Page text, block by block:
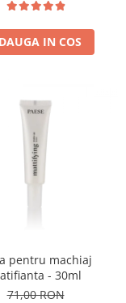
IN COS
pentru machiaj
- 30ml
71,00 RON